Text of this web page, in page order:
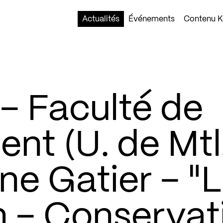
Actualités
Événements Contenu
Faculté de
(U. de
Gatier –